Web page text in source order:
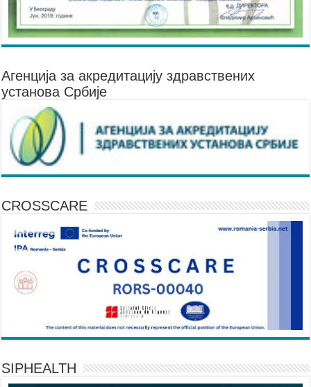
Агенцијa за акредитацију здравствених
установа Србије
CROSSCARE
SIPHEALTH